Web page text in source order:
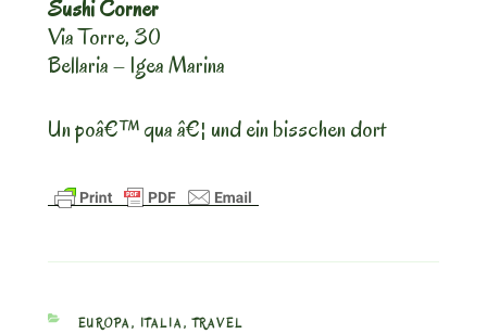
Sushi Corner
Via Torre, 30
Bellaria – Igea Marina
Un poâ€™ qua â€¦ und ein bisschen dort
CATEGORIES
EUROPA, ITALIA,TRAVEL